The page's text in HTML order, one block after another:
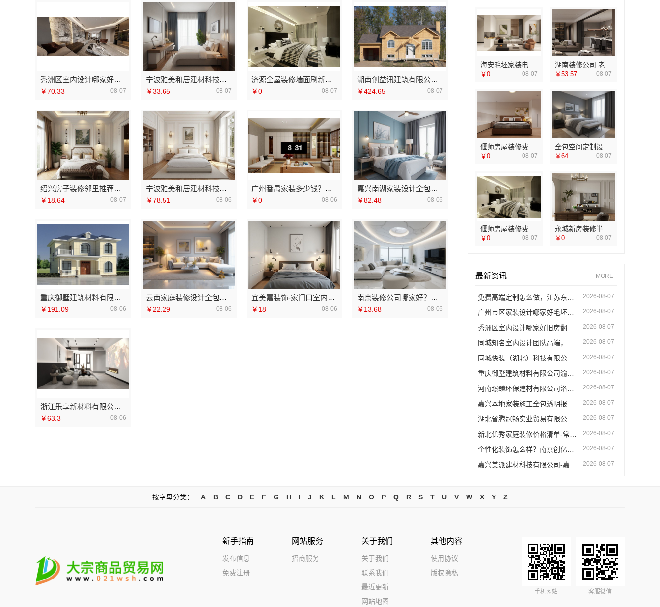
秀洲区室内设计哪家好旧房翻新，嘉兴锦居装饰材料有限公司
￥70.33 08-07
宁波雅美和居建材科技有限公司：海曙家装施工线下门店地址
￥33.65 08-07
济源全屋装修墙面刷新，河南璟臻环保建材有限公司环保施工
￥0 08-07
湖南创益讯建筑有限公司：湖南口碑好的装修环保材料推荐
￥424.65 08-07
绍兴房子装修邻里推荐，浙江宜美嘉装饰工程有限公司
￥18.64 08-07
宁波雅美和居建材科技有限公司匠心施工家装改造二手房改造
￥78.51 08-06
广州番禺家装多少钱？精匠饰家新房装修报价参考
￥0 08-06
嘉兴南湖家装设计全包环保材料，嘉兴美派建材透明报价更省心
￥82.48 08-06
重庆御墅建筑材料有限公司巴南现浇别墅抗震防风
￥191.09 08-06
云南家庭装修设计全包价格，云南至高新型建材有限公司透明报价
￥22.29 08-06
宜美嘉装饰-家门口室内装修免费量房
￥18 08-06
南京装修公司哪家好？南京市创亿讯更省心
￥13.68 08-06
浙江乐享新材料有限公司新房装修报价
￥63.3 08-06
￥0 08-07
湖南装修公司 老房翻新0增项 闭口合同找湖南美学筑家建材
￥53.57 08-07
￥0 08-07
全包空间定制设计方案-江西圣匠新型环保材料有限公司一站式整装
￥64 08-07
￥0 08-07
永城新房装修半包_河南璟臻环保建材有限公司
￥0 08-07
最新资讯 MORE+
2026-08-07
2026-08-07
2026-08-07
2026-08-07
2026-08-07
2026-08-07
2026-08-07
2026-08-07
2026-08-07
2026-08-07
2026-08-07
2026-08-07
按字母分类： A B C D E F G H I J K L M N O P Q R S T U V W X Y Z
新手指南
发布信息
免费注册
网站服务
招商服务
关于我们
关于我们
联系我们
最近更新
网站地图
其他内容
使用协议
版权隐私
手机网站 客服微信